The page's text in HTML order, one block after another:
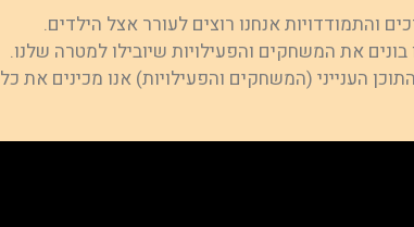
והתמודדויות אנחנו רוצים לעורר אצל הילדים.
את המשחקים והפעילויות שיובילו למטרה שלנו.
הענייני (המשחקים והפעילויות) אנו מכינים את כל